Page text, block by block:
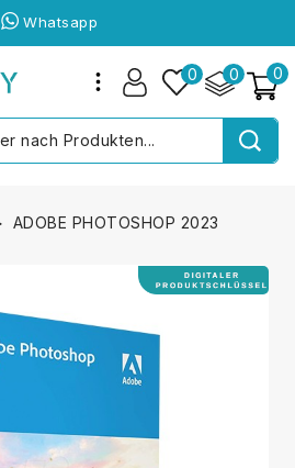
Whatsapp
0
0
0
ADOBE PHOTOSHOP 2023